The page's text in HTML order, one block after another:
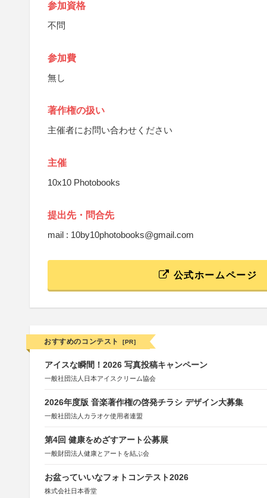
参加資格
不問
参加費
無し
著作権の扱い
主催者にお問い合わせください
主催
10x10 Photobooks
提出先・問合先
mail : 10by10photobooks@gmail.com
公式ホームページ
おすすめのコンテスト [PR]
アイスな瞬間！2026 写真投稿キャンペーン
一般社団法人日本アイスクリーム協会
2026年度版 音楽著作権の啓発チラシ デザイン大募集
一般社団法人カラオケ使用者連盟
第4回 健康をめざすアート公募展
一般財団法人健康とアートを結ぶ会
お盆っていいなフォトコンテスト2026
株式会社日本香堂